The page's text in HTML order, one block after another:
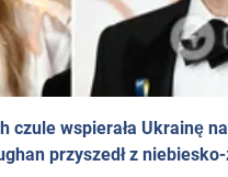
czule wspierała Ukrainę
przyszedł z